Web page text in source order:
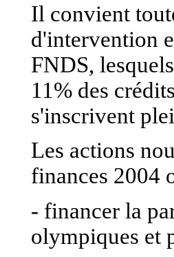
Il convient
d'intervention
FNDS,
11% des
s'inscrivent
Les actions
finances 2004
- financer la
olympiques et